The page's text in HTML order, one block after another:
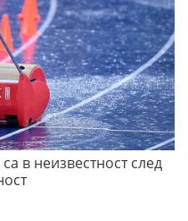
в неизвестност след